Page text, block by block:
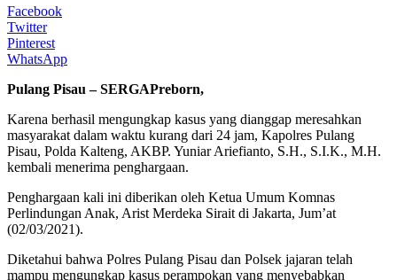
Facebook
Twitter
Pinterest
WhatsApp
Pulang Pisau – SERGAPreborn,
Karena berhasil mengungkap kasus yang dianggap meresahkan
masyarakat dalam waktu kurang dari 24 jam, Kapolres Pulang
Pisau, Polda Kalteng, AKBP. Yuniar Ariefianto, S.H., S.I.K., M.H.
kembali menerima penghargaan.
Penghargaan kali ini diberikan oleh Ketua Umum Komnas
Perlindungan Anak, Arist Merdeka Sirait di Jakarta, Jum’at
(02/03/2021).
Diketahui bahwa Polres Pulang Pisau dan Polsek jajaran telah
mampu mengungkap kasus perampokan yang menyebabkan